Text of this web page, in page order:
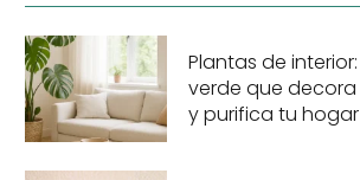
Plantas de interior:
verde que decora
y purifica tu hogar